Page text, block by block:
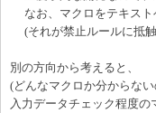
なお、マクロをテキスト
(それが禁止ルールに抵触
別の方向から考えると、
(どんなマクロか分からな
入力データチェック程度の